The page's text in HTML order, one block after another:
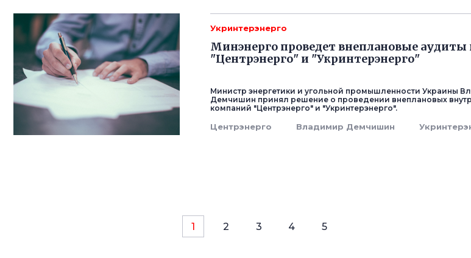
Укринтерэнерго
Минэнерго проведет внеплановые
"Центрэнерго" и "Укринтерэнерго"
Министр энергетики и угольной промышленности Украины
Демчишин принял решение о проведении внеплановых
компаний "Центрэнерго" и "Укринтерэнерго".
Центрэнерго Владимир Демчишин
1 2 3 4 5